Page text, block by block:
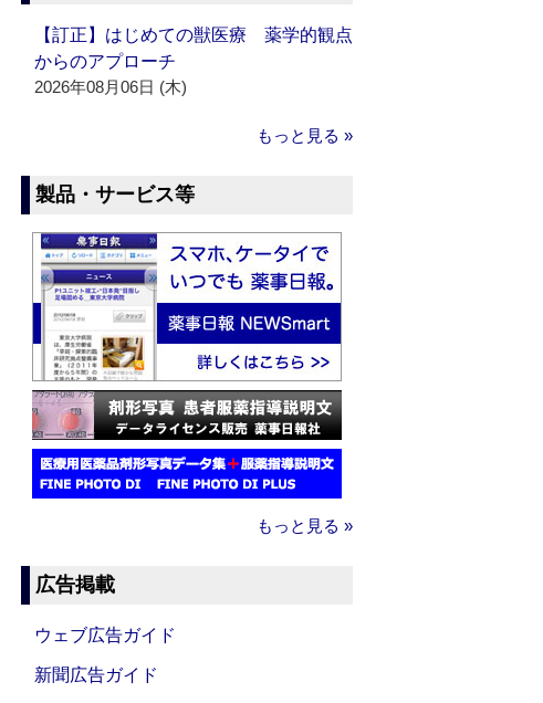
【訂正】はじめての獣医療 薬学的観点
からのアプローチ
2026年08月06日 (木)
もっと見る »
製品・サービス等
もっと見る »
広告掲載
ウェブ広告ガイド
新聞広告ガイド